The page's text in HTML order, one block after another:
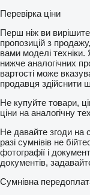
Перевірка ціни
Перш ніж ви вирішите
пропозицій з
вами моделі техніки.
нижче аналогічних
вартості може
продавця здійснити
Не купуйте товари,
ціни на аналогічну
Не давайте згоди на
разі сумнівів не
фотографії і
документів,
Сумнівна